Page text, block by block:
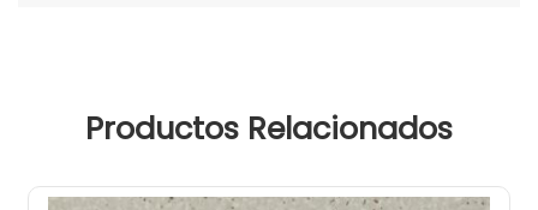
Productos Relacionados